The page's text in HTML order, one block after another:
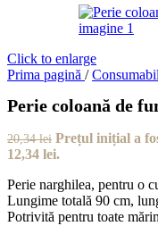
Click to enlarge
Prima pagină /
Perie coloană de
20,34lei Prețul inițial a
12,34 lei.
Perie narghilea, pentru o
Lungime totală 90 cm,
Potrivită pentru toate